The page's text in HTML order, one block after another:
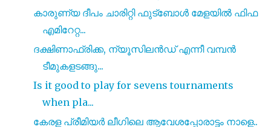
കാരുണ്യ ദീപം ചാരിറ്റി ഫുട്‌ബോൾ മേളയിൽ ഫിഫ
എമിറേറ്റ...
ദക്ഷിണാഫ്രിക്ക, ന്യൂസിലൻഡ് എന്നീ വമ്പൻ
ടീമുകളടങ്ങു...
Is it good to play for sevens tournaments
when pla...
കേരള പ്രീമിയർ ലീഗിലെ ആവേശപ്പോരാട്ടം നാളെ..